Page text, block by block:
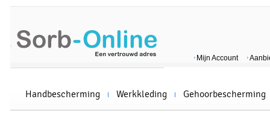
Mijn Account
Handbescherming Werkkleding Gehoorbescherming